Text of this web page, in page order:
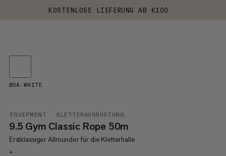
KOSTENLOSE LIEFERUNG AB €100
EQUIPMENT KLETTERAUSRÜSTUNG
9.5 Gym Classic Rope 50m
Erstklassiger Allrounder für die Kletterhalle
+
BOA-WHITE